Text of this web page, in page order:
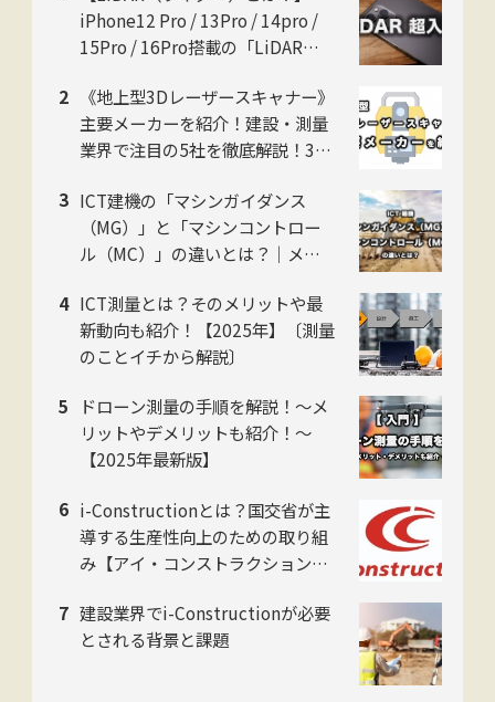
iPhone12 Pro / 13Pro / 14pro /
15Pro / 16Pro搭載の「LiDAR」
業界でも注目度急上昇 〜
《地上型3Dレーザースキャナー》
主要メーカーを紹介！建設・測量
業界で注目の5社を徹底解説！3D
ICT建機の「マシンガイダンス
（MG）」と「マシンコントロー
ル（MC）」の違いとは？｜メリ
ICT測量とは？そのメリットや最
新動向も紹介！【2025年】〔測量
のことイチから解説〕
ドローン測量の手順を解説！〜メ
リットやデメリットも紹介！〜
【2025年最新版】
i-Constructionとは？国交省が主
導する生産性向上のための取り組
み【アイ・コンストラクションの
建設業界でi-Constructionが必要
とされる背景と課題